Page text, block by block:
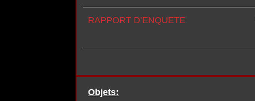
RAPPORT D’ENQUETE
Objets: